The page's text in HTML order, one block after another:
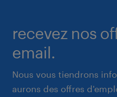
recevez nos
email.
Nous vous tiendrons
aurons des offres